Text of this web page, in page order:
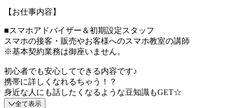
【お仕事内容】
■スマホアドバイザー＆初期設定スタッフ
スマホの接客・販売やお客様へのスマホ教室の講師
※基本契約業務は御座いません。
初心者でも安心してできる内容です♪
携帯に詳しくなれるちゃう！？
身近な人にも話したくなるような豆知識もGET☆
全て表示